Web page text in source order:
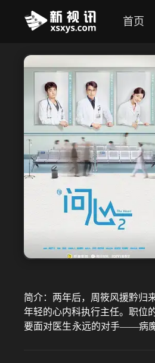
首页
简介： 两年后，周筱风援黔归
年轻的心内科执行主任。职位
要面对医生永远的对手——病魔